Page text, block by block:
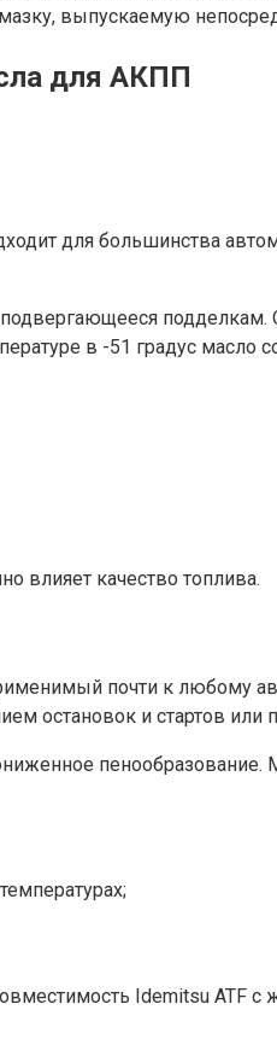
выпускаемую
для АКПП
для большинства
подделкам.
в -51 градус масло
влияет качество топлива.
почти к любому
остановок и стартов
Idemitsu